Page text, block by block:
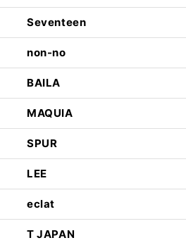
Seventeen
non-no
BAILA
MAQUIA
SPUR
LEE
eclat
T JAPAN